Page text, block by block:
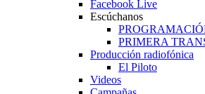
Facebook Live
Escúchanos
PRIMERA
Producción radiofónica
El Piloto
Videos